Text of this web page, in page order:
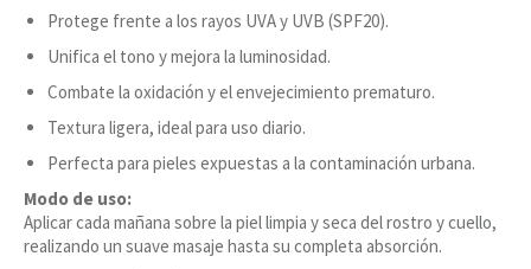
Protege frente a los rayos UVA y UVB (SPF20).
Unifica el tono y mejora la luminosidad.
Combate la oxidación y el envejecimiento prematuro.
Textura ligera, ideal para uso diario.
Perfecta para pieles expuestas a la contaminación urbana.
Modo de uso:
Aplicar cada mañana sobre la piel limpia y seca del rostro y cuello,
realizando un suave masaje hasta su completa absorción.